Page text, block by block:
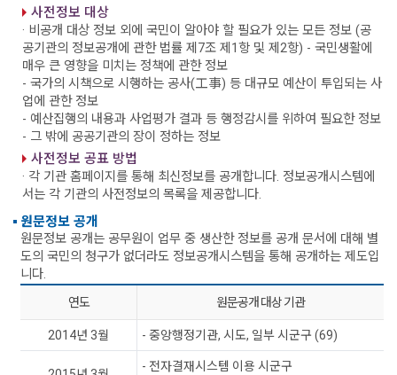
사전정보 대상
· 비공개 대상 정보 외에 국민이 알아야 할 필요가 있는 모든 정보 (공
공기관의 정보공개에 관한 법률 제7조 제1항 및 제2항) - 국민생활에
매우 큰 영향을 미치는 정책에 관한 정보
- 국가의 시책으로 시행하는 공사(工事) 등 대규모 예산이 투입되는 사
업에 관한 정보
- 예산집행의 내용과 사업평가 결과 등 행정감시를 위하여 필요한 정보
- 그 밖에 공공기관의 장이 정하는 정보
사전정보 공표 방법
· 각 기관 홈페이지를 통해 최신정보를 공개합니다. 정보공개시스템에
서는 각 기관의 사전정보의 목록을 제공합니다.
원문정보 공개
원문정보 공개는 공무원이 업무 중 생산한 정보를 공개 문서에 대해 별
도의 국민의 청구가 없더라도 정보공개시스템을 통해 공개하는 제도입
니다.
연도 원문공개 대상 기관
2014년 3월 - 중앙행정기관, 시도, 일부 시군구 (69)
- 전자결재시스템 이용 시군구